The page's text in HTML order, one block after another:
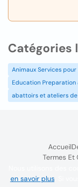
Catégories
Animaux Services pour
Education Preparation
abattoirs et ateliers
Accueil
Termes Et
en savoir plus. Si